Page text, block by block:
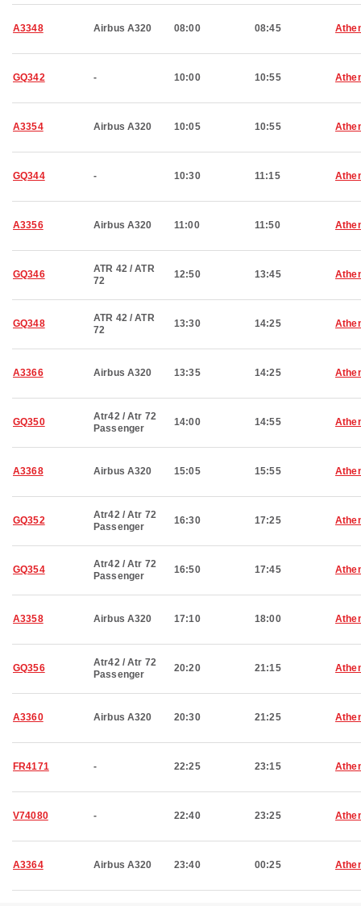
A3348 Airbus A320 08:00 08:45
GQ342 - 10:00 10:55
A3354 Airbus A320 10:05 10:55
GQ344 - 10:30 11:15
A3356 Airbus A320 11:00 11:50
GQ346
ATR 42 / ATR
72
12:50 13:45
GQ348
ATR 42 / ATR
72
13:30 14:25
A3366 Airbus A320 13:35 14:25
GQ350
Atr42 / Atr 72
Passenger
14:00 14:55
A3368 Airbus A320 15:05 15:55
GQ352
Atr42 / Atr 72
Passenger
16:30 17:25
GQ354
Atr42 / Atr 72
Passenger
16:50 17:45
A3358 Airbus A320 17:10 18:00
GQ356
Atr42 / Atr 72
Passenger
20:20 21:15
A3360 Airbus A320 20:30 21:25
FR4171 - 22:25 23:15
V74080 - 22:40 23:25
A3364 Airbus A320 23:40 00:25